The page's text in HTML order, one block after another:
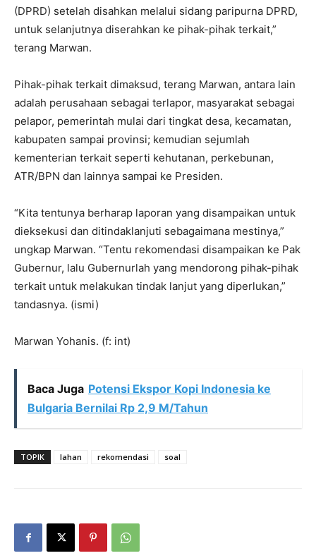
(DPRD) setelah disahkan melalui sidang paripurna DPRD,
untuk selanjutnya diserahkan ke pihak-pihak terkait,”
terang Marwan.
Pihak-pihak terkait dimaksud, terang Marwan, antara lain
adalah perusahaan sebagai terlapor, masyarakat sebagai
pelapor, pemerintah mulai dari tingkat desa, kecamatan,
kabupaten sampai provinsi; kemudian sejumlah
kementerian terkait seperti kehutanan, perkebunan,
ATR/BPN dan lainnya sampai ke Presiden.
“Kita tentunya berharap laporan yang disampaikan untuk
dieksekusi dan ditindaklanjuti sebagaimana mestinya,”
ungkap Marwan. “Tentu rekomendasi disampaikan ke Pak
Gubernur, lalu Gubernurlah yang mendorong pihak-pihak
terkait untuk melakukan tindak lanjut yang diperlukan,”
tandasnya. (ismi)
Marwan Yohanis. (f: int)
Baca Juga Potensi Ekspor Kopi Indonesia ke
Bulgaria Bernilai Rp 2,9 M/Tahun
TOPIK lahan rekomendasi soal